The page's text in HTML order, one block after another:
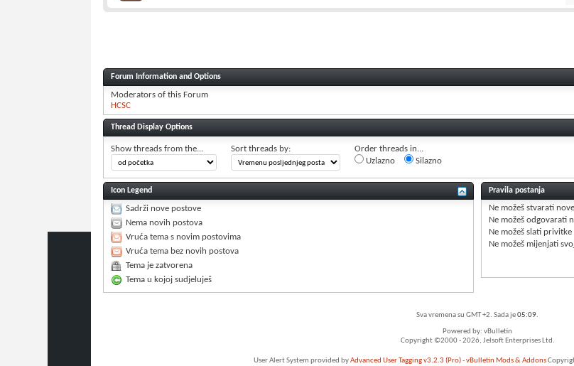
Forum Information and Options
Moderators of this Forum
HCSC
Thread Display Options
Show threads from the... Sort threads by:
Order threads in...
Uzlazno
Silazno
Icon Legend
Sadrži nove postove
Nema novih postova
Vruća tema s novim postovima
Vruća tema bez novih postova
Tema je zatvorena
Tema u kojoj sudjeluješ
Pravila postanja
Ne možeš stvarati
Ne možešodgovarati
Ne možeš slati privitke
Ne možeš mijenjati
Sva vremena su GMT +2. Sada je05:09.
Powered by: vBulletin
Copyright ©2000 - 2026, Jelsoft Enterprises Ltd.
User Alert System provided byAdvanced User Tagging v3.2.3 (Pro)-vBulletin Mods & Addons